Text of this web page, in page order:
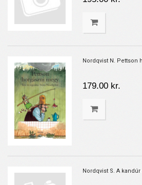
Nordqvist N. Pettson
179.00 kr.
Nordqvist S. A